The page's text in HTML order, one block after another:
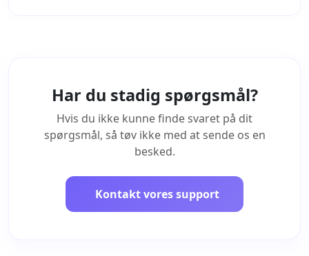
Har du stadig spørgsmål?
Hvis du ikke kunne finde svaret på dit
spørgsmål, så tøv ikke med at sende os en
besked.
Kontakt vores support